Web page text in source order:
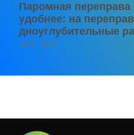
Паромная переправа
удобнее: на
дноуглубительные
06.08.2026